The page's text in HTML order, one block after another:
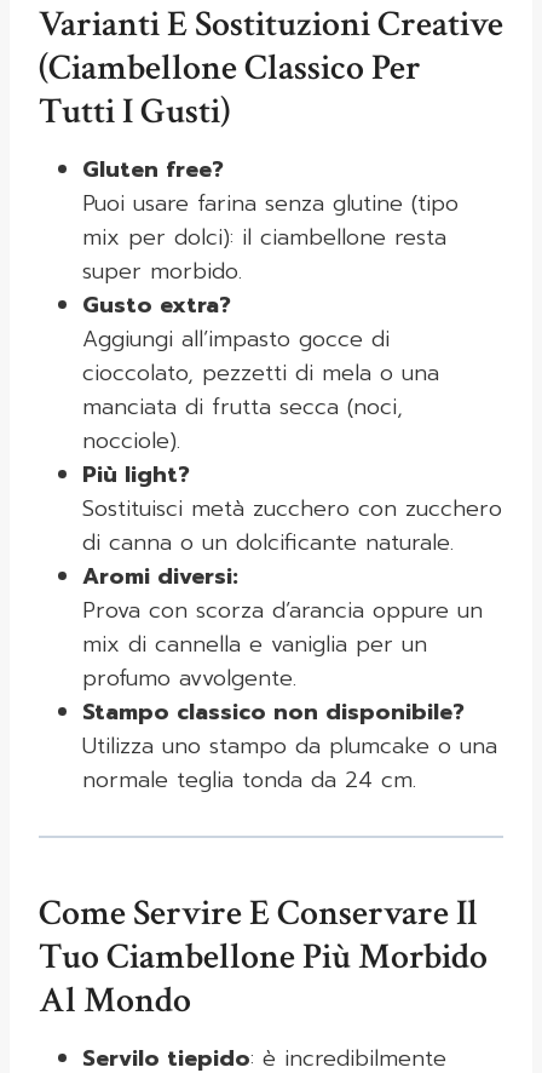
Varianti E Sostituzioni Creative
(ciambellone Classico Per
Tutti I Gusti)
Gluten free?
Puoi usare farina senza glutine (tipo
mix per dolci): il ciambellone resta
super morbido.
Gusto extra?
Aggiungi all’impasto gocce di
cioccolato, pezzetti di mela o una
manciata di frutta secca (noci,
nocciole).
Più light?
Sostituisci metà zucchero con zucchero
di canna o un dolcificante naturale.
Aromi diversi:
Prova con scorza d’arancia oppure un
mix di cannella e vaniglia per un
profumo avvolgente.
Stampo classico non disponibile?
Utilizza uno stampo da plumcake o una
normale teglia tonda da 24 cm.
Come Servire E Conservare Il
Tuo Ciambellone Più Morbido
Al Mondo
Servilo tiepido: è incredibilmente